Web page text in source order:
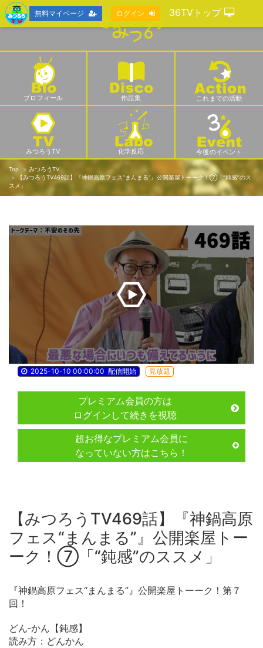
プロフィール 作品集 これまでの活動
みつろうTV 化学反応 今後のイベント
Top
みつろうTV
【みつろうTV469話】『神鍋高原フェス“まんまる”』公開楽屋トーーク！⑦「“鈍感”のス
スメ」
2025-10-10 00:00:00 配信開始 見放題
プレミアム会員の方は
ログインして続きを視聴
超お得なプレミアム会員に
なっていない方はこちら！
【みつろうTV469話】『神鍋高原
フェス“まんまる”』公開楽屋トー
ーク！⑦「“鈍感”のススメ」
『神鍋高原フェス“まんまる”』公開楽屋トーーク！第７
回！
どん‐かん【鈍感】
読み方：どんかん
無料マイページ ログイン 36TVトップ